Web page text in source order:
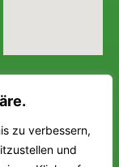
zu verbessern,
und